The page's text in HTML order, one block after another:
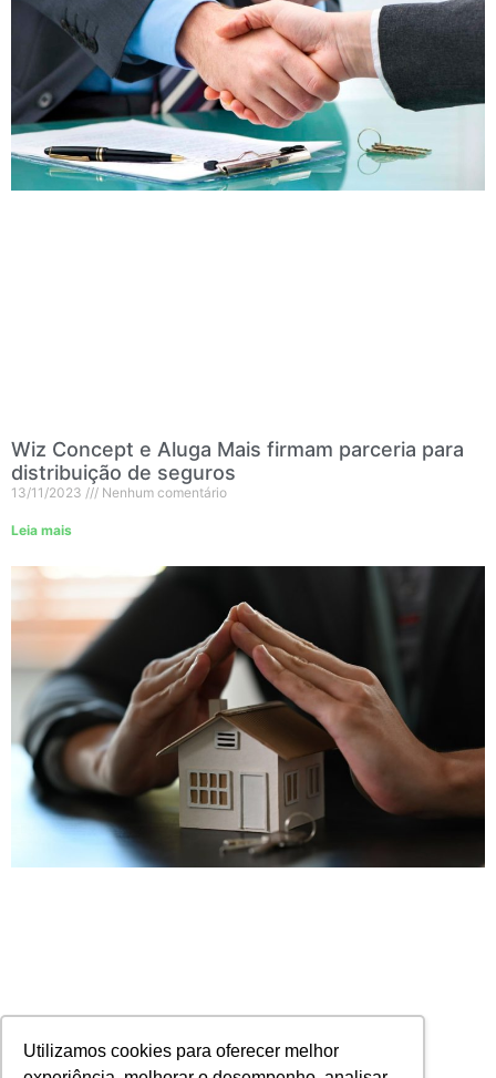
Utilizamos cookies para oferecer melhor
Wiz Concept e Aluga Mais firmam parceria para
distribuição de seguros
13/11/2023 Nenhum comentário
Leia mais